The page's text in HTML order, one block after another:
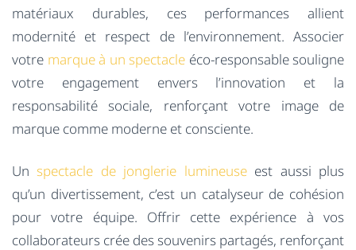
matériaux durables, ces performances allient
modernité et respect de l’environnement. Associer
votre marque à un spectacle éco-responsable souligne
votre engagement envers l’innovation et la
responsabilité sociale, renforçant votre image de
marque comme moderne et consciente.
Unspectacle de jonglerie lumineuseest aussi plus
qu’un divertissement, c’est un catalyseur de cohésion
pour votre équipe. Offrir cette expérience à vos
collaborateurs crée des souvenirs partagés, renforçant